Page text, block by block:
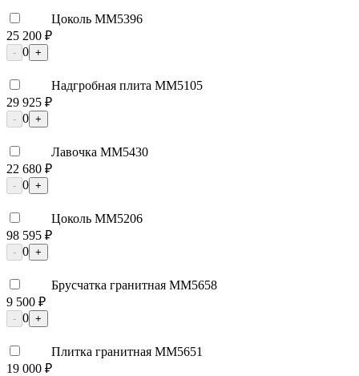
Цоколь ММ5396
25 200 ₽
- 0 +
Надгробная плита ММ5105
29 925 ₽
- 0 +
Лавочка ММ5430
22 680 ₽
- 0 +
Цоколь ММ5206
98 595 ₽
- 0 +
Брусчатка гранитная ММ5658
9 500 ₽
- 0 +
Плитка гранитная ММ5651
19 000 ₽